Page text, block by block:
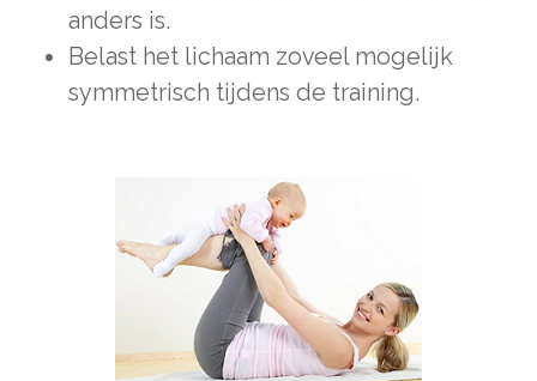
anders is.
Belast het lichaam zoveel mogelijk
symmetrisch tijdens de training.